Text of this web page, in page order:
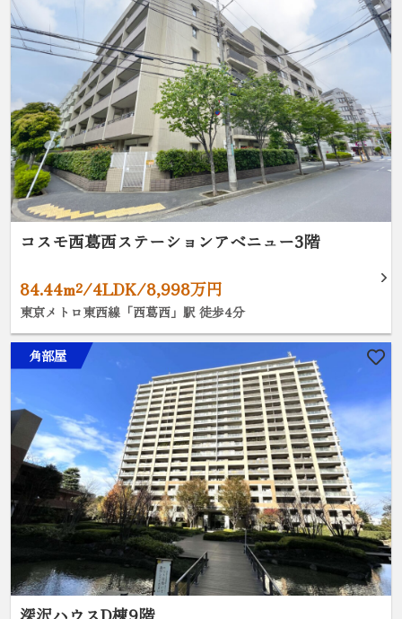
コスモ西葛西ステーションアベニュー3階
84.44m²/4LDK/8,998万円
東京メトロ東西線「西葛西」駅 徒歩4分
角部屋